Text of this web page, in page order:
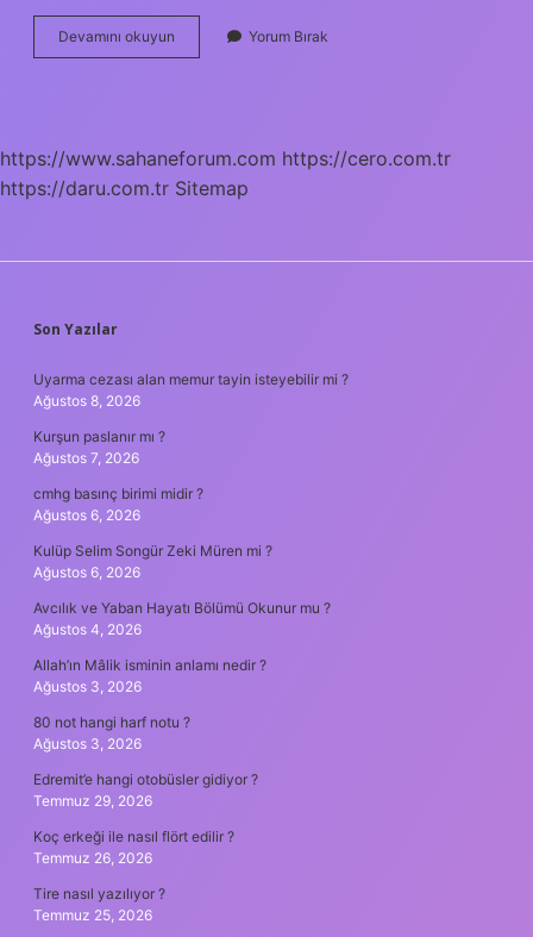
Devamını okuyun
Buz
Yorum Bırak
https://www.sahaneforum.com https://cero.com.tr
https://daru.com.tr Sitemap
SIDEBAR
Son Yazılar
Uyarma cezası alan memur tayin isteyebilir mi ?
Ağustos 8, 2026
Kurşun paslanır mı ?
Ağustos 7, 2026
cmhg basınç birimi midir ?
Ağustos 6, 2026
Kulüp Selim Songür Zeki Müren mi ?
Ağustos 6, 2026
Avcılık ve Yaban Hayatı Bölümü Okunur mu ?
Ağustos 4, 2026
Allah’ın Mâlik isminin anlamı nedir ?
Ağustos 3, 2026
80 not hangi harf notu ?
Ağustos 3, 2026
Edremit’e hangi otobüsler gidiyor ?
Temmuz 29, 2026
Koç erkeği ile nasıl flört edilir ?
Temmuz 26, 2026
Tire nasıl yazılıyor ?
Temmuz 25, 2026